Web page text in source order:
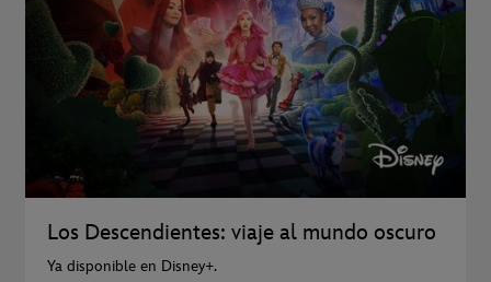
Los Descendientes: viaje al mundo oscuro
Ya disponible en Disney+.